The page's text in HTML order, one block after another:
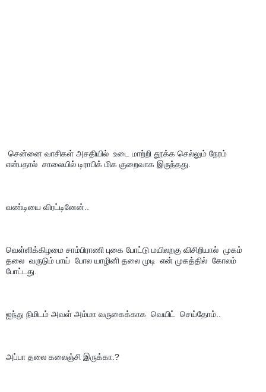
என்பதால்  சாலையில் டிராபிக் மிக குறைவாக இருந்தது.
வண்டியை விரட்டினேன்..
வெள்ளிக்கிழமை சாம்பிராணி புகை போட்டு மயிலறகு விசிறியால்  முகம்
தலை  வருடும் பாய்  போல யாழினி தலை முடி  என் முகத்தில்  கோலம்
போட்டது.
ஐந்து நிமிடம் அவள் அம்மா வருகைக்காக  வெயிட்  செய்தோம்..
அப்பா தலை கலைஞ்சி இருக்கா.?